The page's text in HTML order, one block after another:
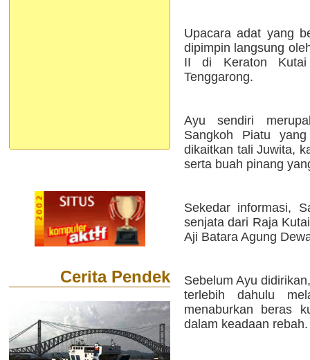
Cerita Pendek
Upacara adat yang
dipimpin langsung
II di Keraton Kutai
Tenggarong.
Ayu sendiri
Sangkoh Piatu
dikaitkan tali Juwita,
serta buah pinang
Sekedar informasi,
senjata dari Raja
Aji Batara Agung
Sebelum Ayu
terlebih dahulu
menaburkan beras
dalam keadaan rebah.